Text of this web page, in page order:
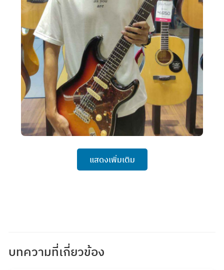
แสดงเพิ่มเติม
บทความที่เกี่ยวข้อง